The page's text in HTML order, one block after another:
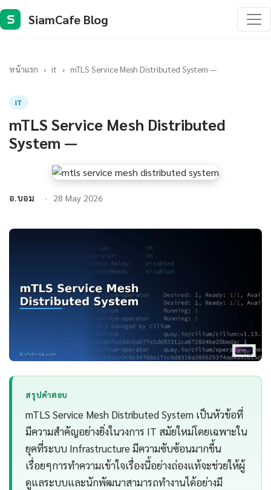
S SiamCafe Blog
หน้าแรก › it › mTLS Service Mesh Distributed System —
IT
mTLS Service Mesh Distributed
System —
อ.บอม 28 May 2026
สรุปคำตอบ
mTLS Service Mesh Distributed System เป็นหัวข้อที่
มีความสำคัญอย่างยิ่งในวงการ IT สมัยใหม่โดยเฉพาะใน
ยุคที่ระบบ Infrastructure มีความซับซ้อนมากขึ้น
เรื่อยๆการทำความเข้าใจเรื่องนี้อย่างถ่องแท้จะช่วยให้ผู้
ดูแลระบบและนักพัฒนาสามารถทำงานได้อย่างมี